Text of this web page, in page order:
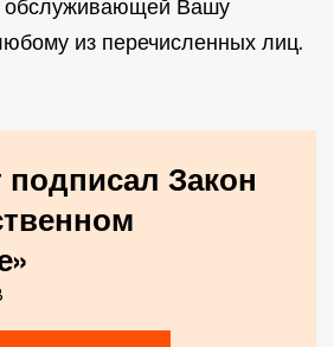
обслуживающей Вашу
из перечисленных лиц.
подписал Закон